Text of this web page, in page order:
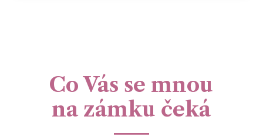
Co Vás se mnou
na zámku čeká